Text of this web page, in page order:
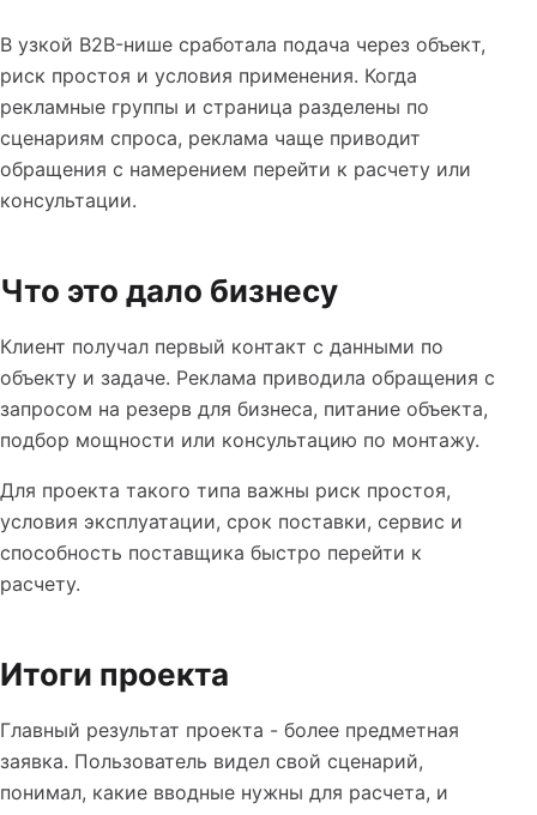
В узкой B2B-нише сработала подача через объект,
риск простоя и условия применения. Когда
рекламные группы и страница разделены по
сценариям спроса, реклама чаще приводит
обращения с намерением перейти к расчету или
консультации.
Что это дало бизнесу
Клиент получал первый контакт с данными по
объекту и задаче. Реклама приводила обращения с
запросом на резерв для бизнеса, питание объекта,
подбор мощности или консультацию по монтажу.
Для проекта такого типа важны риск простоя,
условия эксплуатации, срок поставки, сервис и
способность поставщика быстро перейти к
расчету.
Итоги проекта
Главный результат проекта - более предметная
заявка. Пользователь видел свой сценарий,
понимал, какие вводные нужны для расчета, и